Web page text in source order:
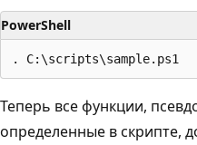
PowerShell
Теперь все функции,
определенные в скрипте,